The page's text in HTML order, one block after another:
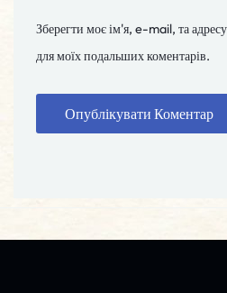
Зберегти моє ім'я, e-mail, та
для моїх подальших коментарів.